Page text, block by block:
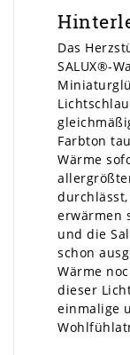
Das
SALUX®-
Farbton
Wärme
erwärmen
und die
schon
Wärme
dieser
einmalige